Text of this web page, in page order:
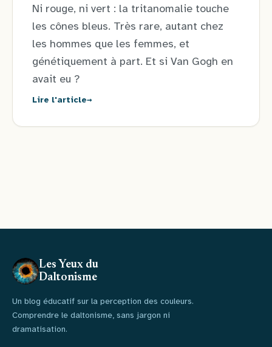
Ni rouge, ni vert : la tritanomalie touche
les cônes bleus. Très rare, autant chez
les hommes que les femmes, et
génétiquement à part. Et si Van Gogh en
avait eu ?
Lire l'article→
Les Yeux du
Daltonisme
Un blog éducatif sur la perception des couleurs.
Comprendre le daltonisme, sans jargon ni
dramatisation.